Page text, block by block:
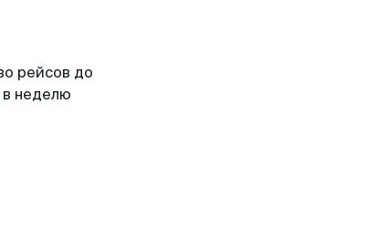
рейсов до
неделю